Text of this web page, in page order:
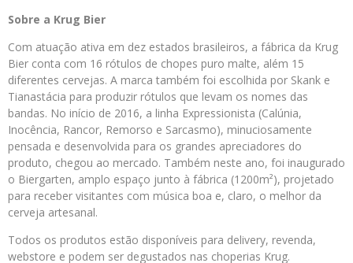
Sobre a Krug Bier
Com atuação ativa em dez estados brasileiros, a fábrica da Krug
Bier conta com 16 rótulos de chopes puro malte, além 15
diferentes cervejas. A marca também foi escolhida por Skank e
Tianastácia para produzir rótulos que levam os nomes das
bandas. No início de 2016, a linha Expressionista (Calúnia,
Inocência, Rancor, Remorso e Sarcasmo), minuciosamente
pensada e desenvolvida para os grandes apreciadores do
produto, chegou ao mercado. Também neste ano, foi inaugurado
o Biergarten, amplo espaço junto à fábrica (1200m²), projetado
para receber visitantes com música boa e, claro, o melhor da
cerveja artesanal.
Todos os produtos estão disponíveis para delivery, revenda,
webstore e podem ser degustados nas choperias Krug.